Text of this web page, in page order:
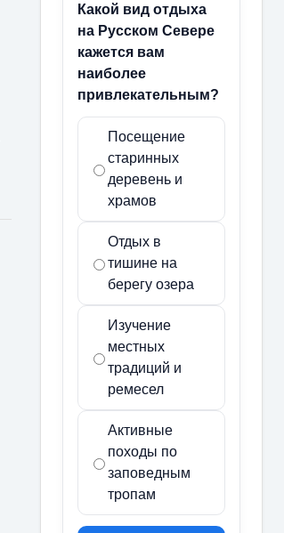
Какой вид отдыха
на Русском Севере
кажется вам
наиболее
привлекательным?
Посещение
старинных
деревень и
храмов
Отдых в
тишине на
берегу озера
Изучение
местных
традиций и
ремесел
Активные
походы по
заповедным
тропам